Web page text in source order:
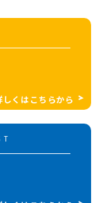
しくはこちらから